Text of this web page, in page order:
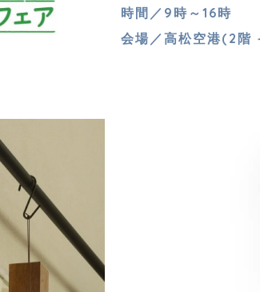
時間／9時～16時
会場／高松空港(2階